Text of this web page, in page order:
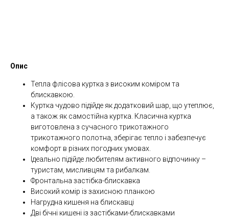
Опис
Тепла флісова куртка з високим коміром та
блискавкою.
Куртка чудово підійде як додатковий шар, що утеплює,
а також як самостійна куртка. Класична куртка
виготовлена ​​з сучасного трикотажного
трикотажного полотна, зберігає тепло і забезпечує
комфорт в різних погодних умовах.
Ідеально підійде любителям активного відпочинку –
туристам, мисливцям та рибалкам.
Фронтальна застібка-блискавка
Високий комір із захисною планкою
Нагрудна кишеня на блискавці
Дві бічні кишені із застібками-блискавками